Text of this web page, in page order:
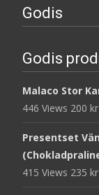
Godis
Godis
Malaco Stor
446 Views 200 kr
Presentset
415 Views 235 kr